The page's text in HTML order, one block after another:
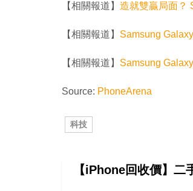
【相關報道】 造就雙贏局面？
【相關報道】 Samsung
【相關報道】 Samsung
Source: PhoneArena
科技
【iPhone回收價】